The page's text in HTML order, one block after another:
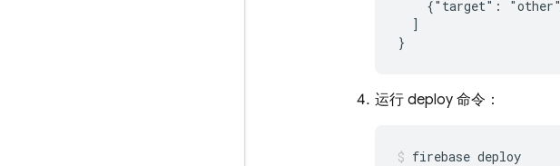
{"target":
  ]
运行 deploy 命令：
firebase deploy